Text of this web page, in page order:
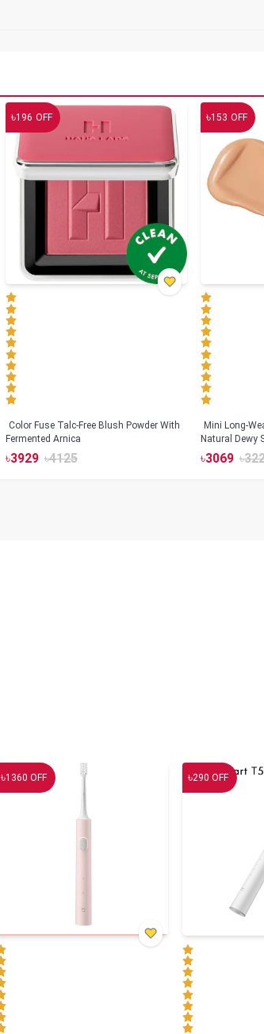
৳196 OFF
Color Fuse Talc-Free Blush Powder With
Fermented Arnica
৳3929 ৳4125
৳153 OFF
Mini Long-
Natural Dewy
Hyaluronic
৳3069 ৳
৳1360 OFF ৳290 OFF